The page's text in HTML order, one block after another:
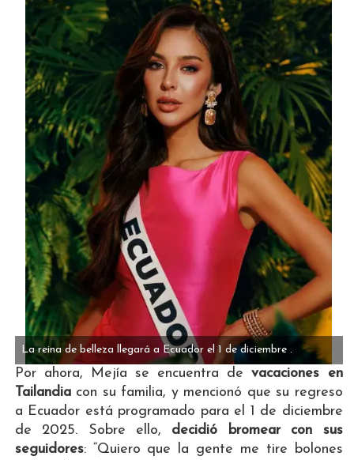
La reina de belleza llegará a Ecuador el 1 de diciembre .
Por ahora, Mejía se encuentra devacaciones en
Tailandiacon su familia, y mencionó que su regreso
a Ecuador está programado para el 1 de diciembre
de 2025. Sobre ello, decidió bromear con sus
seguidores: “Quiero que la gente me tire bolones